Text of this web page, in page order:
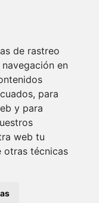
de rastreo
en
para
y para
web tu
otras técnicas